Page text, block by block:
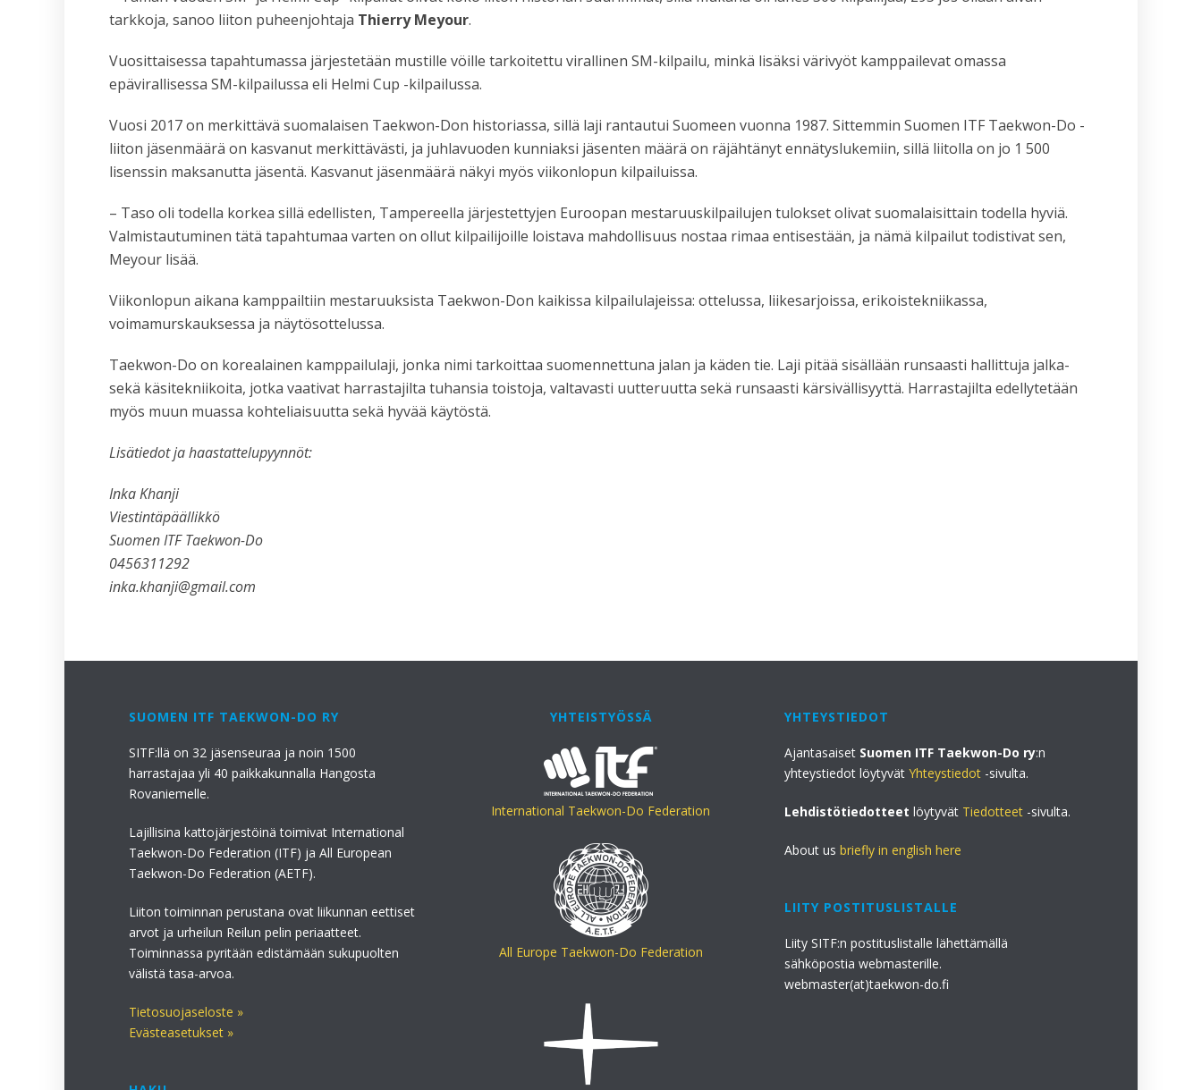
tarkkoja, sanoo liiton puheenjohtaja Thierry Meyour.
Vuosittaisessa tapahtumassa järjestetään mustille vöille tarkoitettu virallinen SM-kilpailu, minkä lisäksi värivyöt kamppailevat omassa
epävirallisessa SM-kilpailussa eli Helmi Cup -kilpailussa.
Vuosi 2017 on merkittävä suomalaisen Taekwon-Don historiassa, sillä laji rantautui Suomeen vuonna 1987. Sittemmin Suomen ITF Taekwon-Do -
liiton jäsenmäärä on kasvanut merkittävästi, ja juhlavuoden kunniaksi jäsenten määrä on räjähtänyt ennätyslukemiin, sillä liitolla on jo 1 500
lisenssin maksanutta jäsentä. Kasvanut jäsenmäärä näkyi myös viikonlopun kilpailuissa.
– Taso oli todella korkea sillä edellisten, Tampereella järjestettyjen Euroopan mestaruuskilpailujen tulokset olivat suomalaisittain todella hyviä.
Valmistautuminen tätä tapahtumaa varten on ollut kilpailijoille loistava mahdollisuus nostaa rimaa entisestään, ja nämä kilpailut todistivat sen,
Meyour lisää.
Viikonlopun aikana kamppailtiin mestaruuksista Taekwon-Don kaikissa kilpailulajeissa: ottelussa, liikesarjoissa, erikoistekniikassa,
voimamurskauksessa ja näytösottelussa.
Taekwon-Do on korealainen kamppailulaji, jonka nimi tarkoittaa suomennettuna jalan ja käden tie. Laji pitää sisällään runsaasti hallittuja jalka-
sekä käsitekniikoita, jotka vaativat harrastajilta tuhansia toistoja, valtavasti uutteruutta sekä runsaasti kärsivällisyyttä. Harrastajilta edellytetään
myös muun muassa kohteliaisuutta sekä hyvää käytöstä.
Lisätiedot ja haastattelupyynnöt:
Inka Khanji
Viestintäpäällikkö
Suomen ITF Taekwon-Do
0456311292
inka.khanji@gmail.com
SUOMEN ITF TAEKWON-DO RY
SITF:llä on 32 jäsenseuraa ja noin 1500
harrastajaa yli 40 paikkakunnalla Hangosta
Rovaniemelle.
Lajillisina kattojärjestöinä toimivat International
Taekwon-Do Federation (ITF) ja All European
Taekwon-Do Federation (AETF).
Liiton toiminnan perustana ovat liikunnan eettiset
arvot ja urheilun Reilun pelin periaatteet.
Toiminnassa pyritään edistämään sukupuolten
välistä tasa-arvoa.
Tietosuojaseloste »
Evästeasetukset »
YHTEISTYÖSSÄ
International Taekwon-Do Federation
All Europe Taekwon-Do Federation
YHTEYSTIEDOT
Ajantasaiset Suomen ITF Taekwon-Do ry:n
yhteystiedot löytyvätYhteystiedot -sivulta.
Lehdistötiedotteet löytyvät Tiedotteet -sivulta.
About usbriefly in english here
LIITY POSTITUSLISTALLE
Liity SITF:n postituslistalle lähettämällä
sähköpostia webmasterille.
webmaster(at)taekwon-do.fi